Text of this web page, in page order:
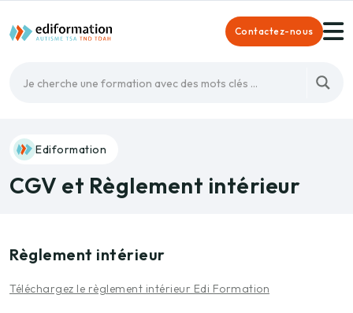
Contactez-nous
Ediformation
CGV et Règlement intérieur
Règlement intérieur
Téléchargez le règlement intérieur Edi Formation